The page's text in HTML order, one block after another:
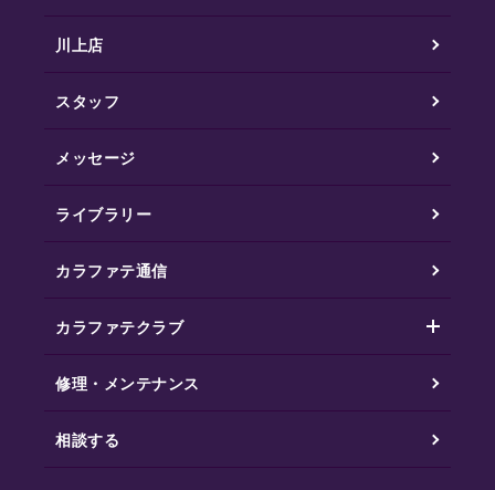
川上店
スタッフ
メッセージ
ライブラリー
カラファテ通信
カラファテクラブ
修理・メンテナンス
相談する